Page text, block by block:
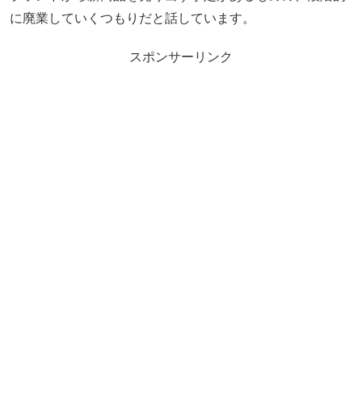
に廃業していくつもりだと話しています。
スポンサーリンク